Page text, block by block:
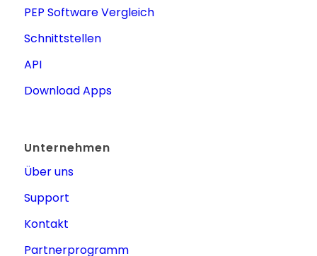
PEP Software Vergleich
Schnittstellen
API
Download Apps
Unternehmen
Über uns
Support
Kontakt
Partnerprogramm